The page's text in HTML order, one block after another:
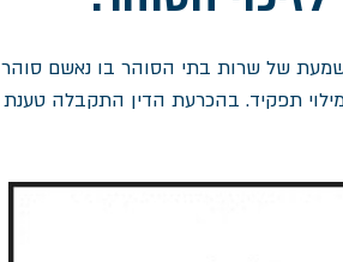
למשמעת של שרות בתי הסוהר בו נאשם סוהר
תפקיד. בהכרעת הדין התקבלה טענת